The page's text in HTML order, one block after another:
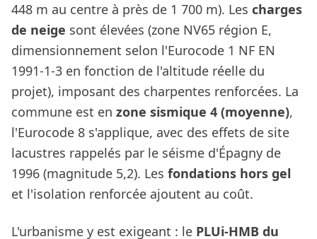
448 m au centre à près de 1 700 m). Les charges
de neige sont élevées (zone NV65 région E,
dimensionnement selon l'Eurocode 1 NF EN
1991-1-3 en fonction de l'altitude réelle du
projet), imposant des charpentes renforcées. La
commune est en zone sismique 4 (moyenne),
l'Eurocode 8 s'applique, avec des effets de site
lacustres rappelés par le séisme d'Épagny de
1996 (magnitude 5,2). Les fondations hors gel
et l'isolation renforcée ajoutent au coût.
L'urbanisme y est exigeant : le PLUi-HMB du